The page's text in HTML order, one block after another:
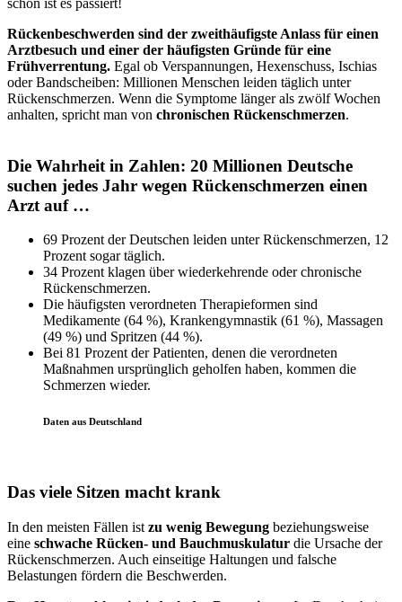
Rückenbeschwerden sind der zweithäufigste Anlass für einen
Arztbesuch und einer der häufigsten Gründe für eine
Frühverrentung. Egal ob Verspannungen, Hexenschuss, Ischias
oder Bandscheiben: Millionen Menschen leiden täglich unter
Rückenschmerzen. Wenn die Symptome länger als zwölf Wochen
anhalten, spricht man von chronischen Rückenschmerzen.
Die Wahrheit in Zahlen: 20 Millionen Deutsche
suchen jedes Jahr wegen Rückenschmerzen einen
Arzt auf …
69 Prozent der Deutschen leiden unter Rückenschmerzen, 12
Prozent sogar täglich.
34 Prozent klagen über wiederkehrende oder chronische
Rückenschmerzen.
Die häufigsten verordneten Therapieformen sind
Medikamente (64 %), Krankengymnastik (61 %), Massagen
(49 %) und Spritzen (44 %).
Bei 81 Prozent der Patienten, denen die verordneten
Maßnahmen ursprünglich geholfen haben, kommen die
Schmerzen wieder.
Daten aus Deutschland
Das viele Sitzen macht krank
In den meisten Fällen ist zu wenig Bewegung beziehungsweise
eine schwache Rücken- und Bauchmuskulatur die Ursache der
Rückenschmerzen. Auch einseitige Haltungen und falsche
Belastungen fördern die Beschwerden.